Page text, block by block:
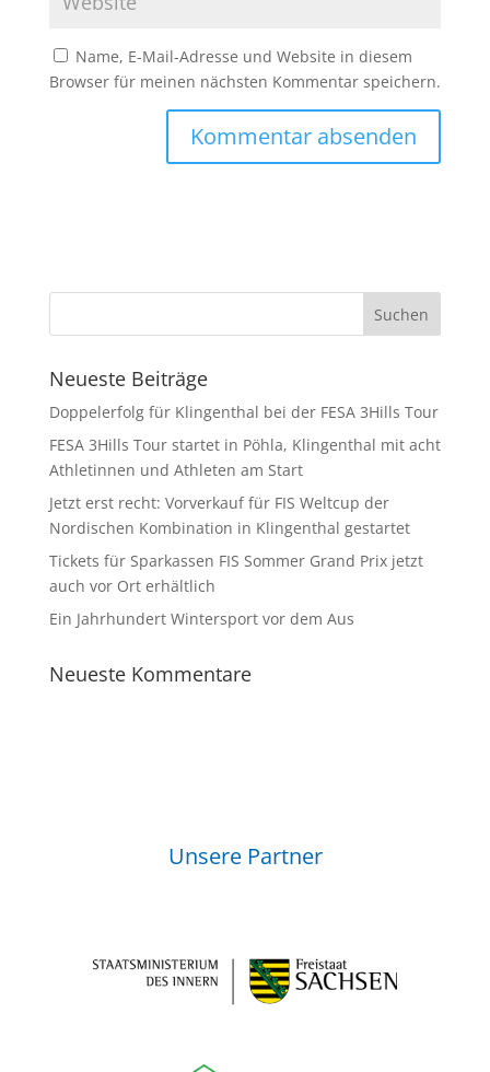
Name, E-Mail-Adresse und Website in diesem
Browser für meinen nächsten Kommentar speichern.
Neueste Beiträge
Doppelerfolg für Klingenthal bei der FESA 3Hills Tour
FESA 3Hills Tour startet in Pöhla, Klingenthal mit acht
Athletinnen und Athleten am Start
Jetzt erst recht: Vorverkauf für FIS Weltcup der
Nordischen Kombination in Klingenthal gestartet
Tickets für Sparkassen FIS Sommer Grand Prix jetzt
auch vor Ort erhältlich
Ein Jahrhundert Wintersport vor dem Aus
Neueste Kommentare
Unsere Partner